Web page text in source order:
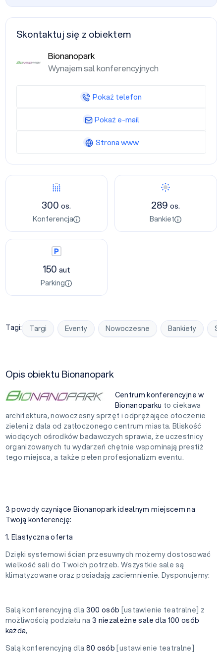
Konferencja
300os.
Konferencja
Bankiet
289os.
Bankiet
Parking
150 aut
Parking
Tagi: Targi Eventy Nowoczesne Bankiety
Opis obiektu Bionanopark
Centrum konferencyjne w
Bionanoparku to ciekawa
architektura, nowoczesny sprzęt i odprężające otoczenie
zieleni z dala od zatłoczonego centrum miasta. Bliskość
wiodących ośrodków badawczych sprawia, że uczestnicy
organizowanych tu wydarzeń chętnie wspominają prestiż
tego miejsca, a także pełen profesjonalizm eventu.
3 powody czyniące Bionanopark idealnym miejscem na
Twoją konferencję:
1. Elastyczna oferta
Dzięki systemowi ścian przesuwnych możemy dostosować
wielkość sali do Twoich potrzeb. Wszystkie sale są
klimatyzowane oraz posiadają zaciemnienie. Dysponujemy:
Salą konferencyjną dla 300 osób [ustawienie teatralne] z
możliwością podziału na 3 niezależne sale dla 100 osób
każda,
Salą konferencyjną dla 80 osób[ustawienie teatralne]
Skontaktuj się z obiektem
Bionanopark
Wynajem sal konferencyjnych
Pokaż telefon
Pokaż e-mail
Strona www